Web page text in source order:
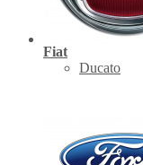
Fiat
Ducato